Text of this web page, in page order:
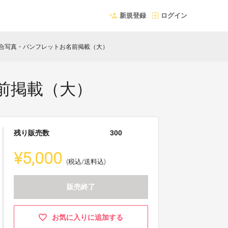
新規登録 ログイン
写真・パンフレットお名前掲載（大）
載（大）
残り販売数 300
¥5,000 (税込/送料込)
販売終了
お気に入りに追加する